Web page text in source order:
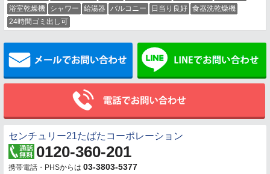
浴室乾燥機
シャワー 給湯器 バルコニー 日当り良好 食器洗乾燥機
24時間ゴミ出し可
メールでお問い合わせ
センチュリー21たばたコーポレーション
0120-360-201
携帯電話・PHSからは 03-3803-5377